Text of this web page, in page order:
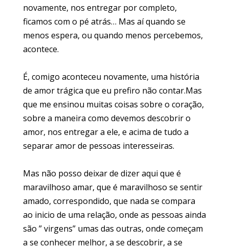
novamente, nos entregar por completo,
ficamos com o pé atrás… Mas aí quando se
menos espera, ou quando menos percebemos,
acontece.
É, comigo aconteceu novamente, uma história
de amor trágica que eu prefiro não contar.Mas
que me ensinou muitas coisas sobre o coração,
sobre a maneira como devemos descobrir o
amor, nos entregar a ele, e acima de tudo a
separar amor de pessoas interesseiras.
Mas não posso deixar de dizer aqui que é
maravilhoso amar, que é maravilhoso se sentir
amado, correspondido, que nada se compara
ao inicio de uma relação, onde as pessoas ainda
são ” virgens” umas das outras, onde começam
a se conhecer melhor, a se descobrir, a se